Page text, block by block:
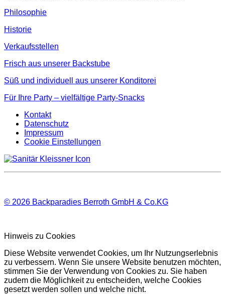
Philosophie
Historie
Verkaufsstellen
Frisch aus unserer Backstube
Süß und individuell aus unserer Konditorei
Für Ihre Party – vielfältige Party-Snacks
Kontakt
Datenschutz
Impressum
Cookie Einstellungen
© 2026 Backparadies Berroth GmbH & Co.KG
Hinweis zu Cookies
Diese Website verwendet Cookies, um Ihr Nutzungserlebnis
zu verbessern. Wenn Sie unsere Website benutzen möchten,
stimmen Sie der Verwendung von Cookies zu. Sie haben
zudem die Möglichkeit zu entscheiden, welche Cookies
gesetzt werden sollen und welche nicht.